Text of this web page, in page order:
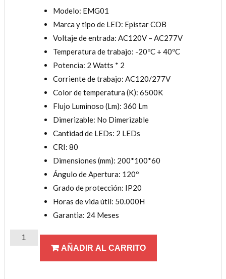
Modelo: EMG01
Marca y tipo de LED: Epistar COB
Voltaje de entrada: AC120V – AC277V
Temperatura de trabajo: -20ºC + 40ºC
Potencia: 2 Watts * 2
Corriente de trabajo: AC120/277V
Color de temperatura (K): 6500K
Flujo Luminoso (Lm): 360 Lm
Dimerizable: No Dimerizable
Cantidad de LEDs: 2 LEDs
CRI: 80
Dimensiones (mm): 200*100*60
Ángulo de Apertura: 120º
Grado de protección: IP20
Horas de vida útil: 50.000H
Garantia: 24 Meses
LUMINARIA
EMERGENCIA AÑADIR AL CARRITO